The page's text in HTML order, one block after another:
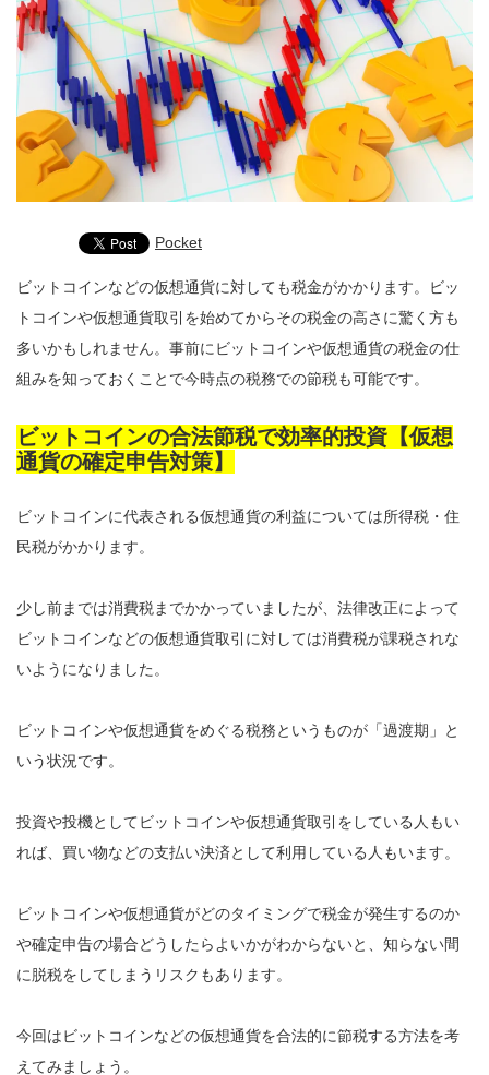
Pocket
ビットコインなどの仮想通貨に対しても税金がかかります。ビッ
トコインや仮想通貨取引を始めてからその税金の高さに驚く方も
多いかもしれません。事前にビットコインや仮想通貨の税金の仕
組みを知っておくことで今時点の税務での節税も可能です。
ビットコインの合法節税で効率的投資【仮想
通貨の確定申告対策】
ビットコインに代表される仮想通貨の利益については所得税・住
民税がかかります。
少し前までは消費税までかかっていましたが、法律改正によって
ビットコインなどの仮想通貨取引に対しては消費税が課税されな
いようになりました。
ビットコインや仮想通貨をめぐる税務というものが「過渡期」と
いう状況です。
投資や投機としてビットコインや仮想通貨取引をしている人もい
れば、買い物などの支払い決済として利用している人もいます。
ビットコインや仮想通貨がどのタイミングで税金が発生するのか
や確定申告の場合どうしたらよいかがわからないと、知らない間
に脱税をしてしまうリスクもあります。
今回はビットコインなどの仮想通貨を合法的に節税する方法を考
えてみましょう。